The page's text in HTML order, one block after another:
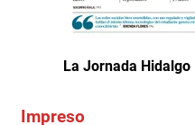
La Jornada
Impreso